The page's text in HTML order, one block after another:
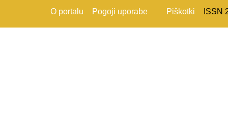
O portalu Pogoji uporabe Piškotki ISSN